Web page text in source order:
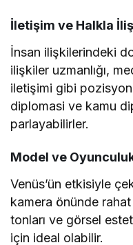
İletişim ve Halkla
İnsan ilişkilerindeki
ilişkiler uzmanlığı,
iletişimi gibi
diplomasi ve kamu
parlayabilirler.
Model ve
Venüs’ün etkisiyle
kamera önünde
tonları ve görsel
için ideal olabilir.